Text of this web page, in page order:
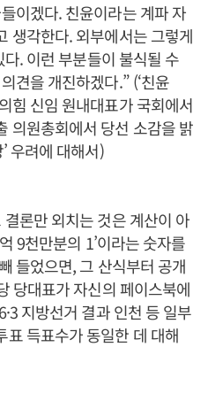
이겠다. 친윤이라는 계파 자
생각한다. 외부에서는 그렇게
. 이런 부분들이 불식될 수
견을 개진하겠다.” (‘친윤
힘 신임 원내대표가 국회에서
의원총회에서 당선 소감을 밝
우려에 대해서)
론만 외치는 것은 계산이 아
9천만분의 1’이라는 숫자를
들었으면, 그 산식부터 공개
당대표가 자신의 페이스북에
지방선거 결과 인천 등 일부
표 득표수가 동일한 데 대해